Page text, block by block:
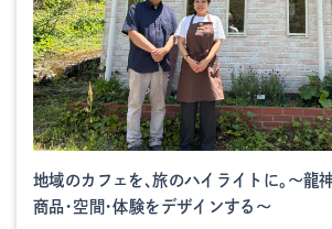
地域のカフェを、旅のハイライトに。～
商品・空間・体験をデザインする～